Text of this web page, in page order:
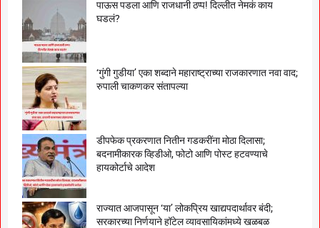
पाऊस पडला आणि राजधानी ठप्प! दिल्लीत नेमकं काय
घडलं?
‘गुंगी गुडीया’ एका शब्दाने महाराष्ट्राच्या राजकारणात नवा वाद;
रुपाली चाकणकर संतापल्या
डीपफेक प्रकरणात नितीन गडकरींना मोठा दिलासा;
बदनामीकारक व्हिडीओ, फोटो आणि पोस्ट हटवण्याचे
हायकोर्टाचे आदेश
राज्यात आजपासून ‘या’ लोकप्रिय खाद्यपदार्थावर बंदी;
सरकारच्या निर्णयाने हॉटेल व्यावसायिकांमध्ये खळबळ